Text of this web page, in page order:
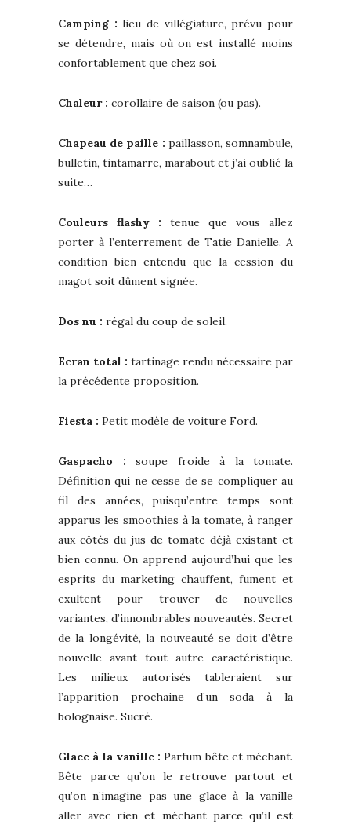
Camping : lieu de villégiature, prévu pour
se détendre, mais où on est installé moins
confortablement que chez soi.
Chaleur : corollaire de saison (ou pas).
Chapeau de paille : paillasson, somnambule,
bulletin, tintamarre, marabout et j’ai oublié la
suite…
Couleurs flashy : tenue que vous allez
porter à l’enterrement de Tatie Danielle. A
condition bien entendu que la cession du
magot soit dûment signée.
Dos nu : régal du coup de soleil.
Ecran total : tartinage rendu nécessaire par
la précédente proposition.
Fiesta : Petit modèle de voiture Ford.
Gaspacho : soupe froide à la tomate.
Définition qui ne cesse de se compliquer au
fil des années, puisqu’entre temps sont
apparus les smoothies à la tomate, à ranger
aux côtés du jus de tomate déjà existant et
bien connu. On apprend aujourd’hui que les
esprits du marketing chauffent, fument et
exultent pour trouver de nouvelles
variantes, d’innombrables nouveautés. Secret
de la longévité, la nouveauté se doit d’être
nouvelle avant tout autre caractéristique.
Les milieux autorisés tableraient sur
l’apparition prochaine d’un soda à la
bolognaise. Sucré.
Glace à la vanille : Parfum bête et méchant.
Bête parce qu’on le retrouve partout et
qu’on n’imagine pas une glace à la vanille
aller avec rien et méchant parce qu’il est